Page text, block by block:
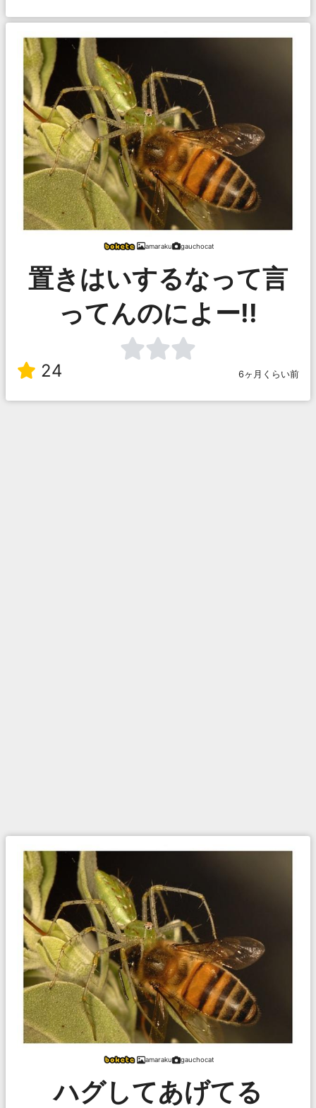
amaraku gauchocat
置きはいするなって言
ってんのによー!!
24 6ヶ月くらい前
amaraku gauchocat
ハグしてあげてる